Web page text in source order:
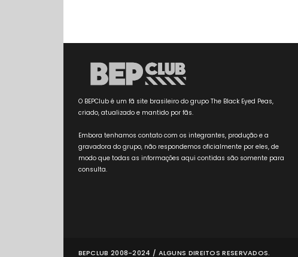
O BEPClub é um fã site brasileiro do grupo The Black Eyed Peas,
criado, atualizado e mantido por fãs.
Embora tenhamos contato com os integrantes, produção e a
gravadora do grupo, não respondemos oficialmente por eles, de
modo que todas as informações aqui contidas são somente para
consulta.
BEPCLUB 2008-2024 / ALGUNS DIREITOS RESERVADOS.